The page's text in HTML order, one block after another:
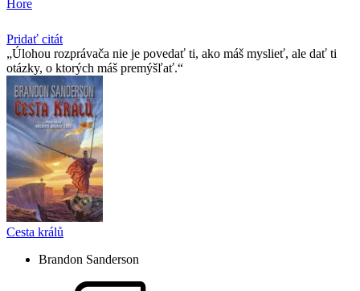
Hore
Pridať citát
Úlohou rozprávača nie je povedať ti, ako máš myslieť, ale dať ti
otázky, o ktorých máš premýšľať.
Cesta králů
Brandon Sanderson